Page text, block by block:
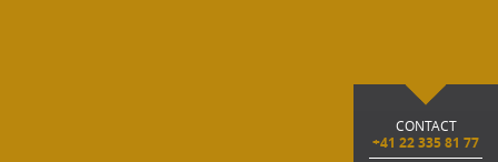
CONTACT
+41 22 335 81 77